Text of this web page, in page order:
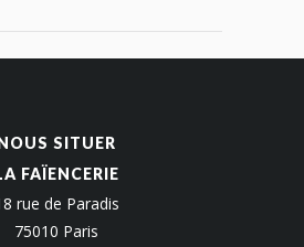
SITUER
FAÏENCERIE
rue de Paradis
75010 Paris